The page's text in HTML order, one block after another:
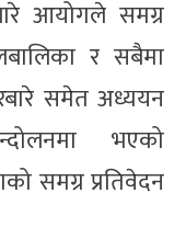
आयोगले समग्र
र सबैमा
समेत अध्ययन
भएको
समग्र प्रतिवेदन